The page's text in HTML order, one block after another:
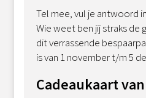
Tel mee, vul je antwoord
Wie weet ben jij straks de
dit verrassende
is van 1 november t/m 5
Cadeaukaart